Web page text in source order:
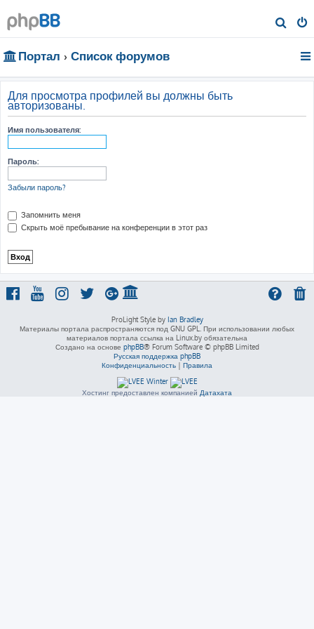
о
Портал Список форумов
Для просмотра профилей вы должны быть
авторизованы.
Имя пользователя:
Пароль:
Забыли пароль?
Запомнить меня
Скрыть моё пребывание на конференции в этот раз
ProLight Style by Ian Bradley
Материалы портала распространяются под GNU GPL. При использовании любых
материалов портала ссылка на Linux.by обязательна
Создано на основе phpBB® Forum Software © phpBB Limited
Русская поддержка phpBB
Конфиденциальность | Правила
Хостинг предоставлен компанией Датахата